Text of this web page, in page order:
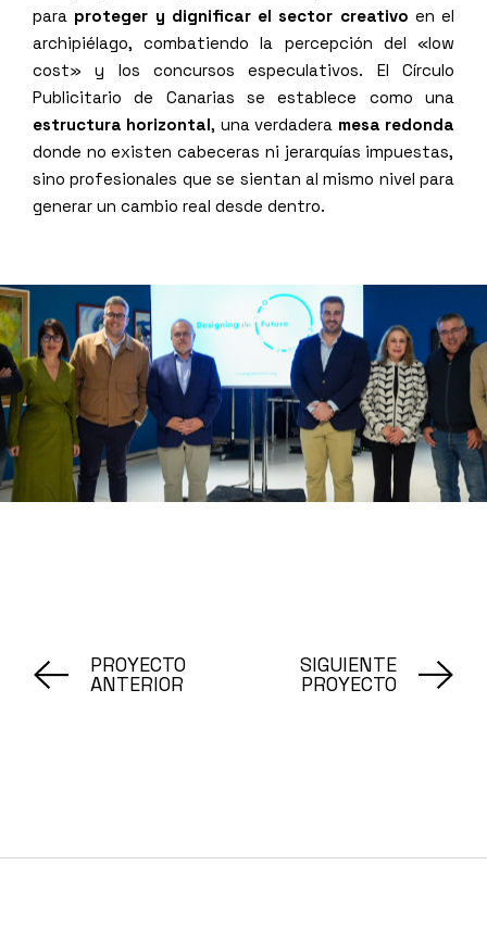
para proteger y dignificar el sector creativo en el
archipiélago, combatiendo la percepción del «low
cost» y los concursos especulativos. El Círculo
Publicitario de Canarias se establece como una
estructura horizontal, una verdadera mesa redonda
donde no existen cabeceras ni jerarquías impuestas,
sino profesionales que se sientan al mismo nivel para
generar un cambio real desde dentro.